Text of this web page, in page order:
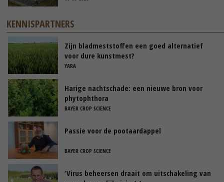
KENNISPARTNERS
Zijn bladmeststoffen een goed alternatief
voor dure kunstmest?
YARA
Harige nachtschade: een nieuwe bron voor
phytophthora
BAYER CROP SCIENCE
Passie voor de pootaardappel
BAYER CROP SCIENCE
‘Virus beheersen draait om uitschakeling van